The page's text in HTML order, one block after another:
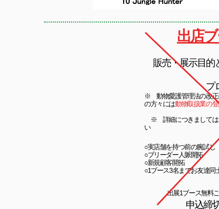
出店
販売・展示目的
プ
※ 動物愛護管理法の改正
の方々には動物取扱業の
※ 詳細につきましては
い
○実店舗を持つ前の腕試し
○ブリーダー人脈開拓
​○新規顧客開拓
​○1ブース3名までお友達同
出展1ブース無料
申込